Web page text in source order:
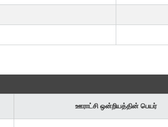
ஊராட்சி ஒன்றியத்தின் பெயர்